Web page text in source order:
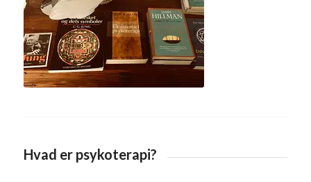
Hvad er psykoterapi?